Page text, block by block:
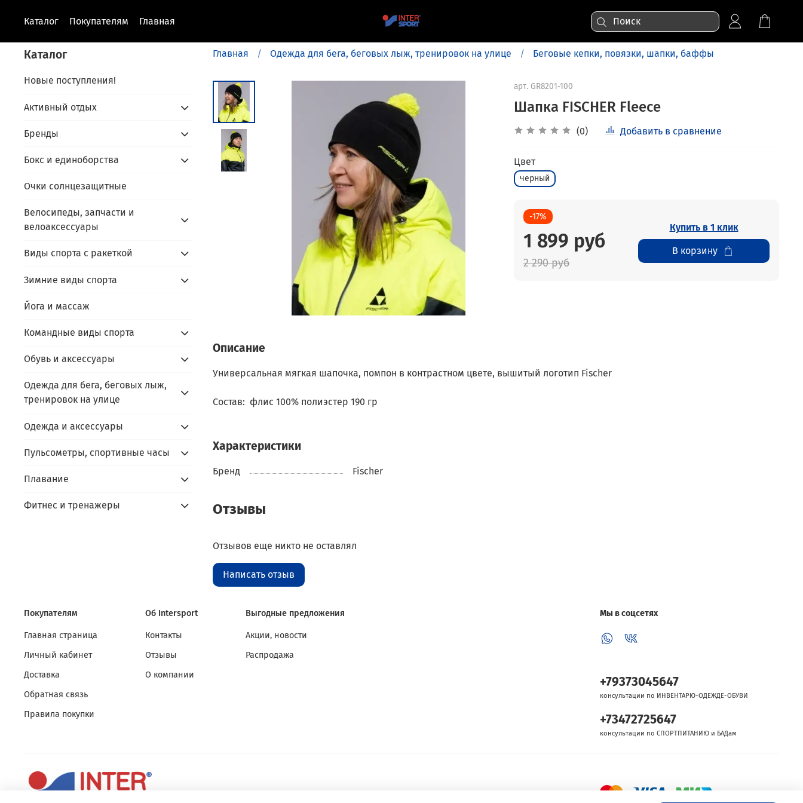
Каталог Покупателям Главная
Главная Одежда для бега, беговых лыж, тренировок на улице Беговые кепки, повязки, шапки, баффы
арт. GR8201-100
Шапка FISCHER Fleece
(0) Добавить в сравнение
Цвет
черный
-17%
1 899 руб
2 290 руб
Купить в 1 клик
В корзину
Описание
Универсальная мягкая шапочка, помпон в контрастном цвете, вышитый логотип Fischer
Состав: флис 100% полиэстер 190 гр
Характеристики
Бренд Fischer
Отзывы
Отзывов еще никто не оставлял
Написать отзыв
Каталог
Новые поступления!
Активный отдых
Бренды
Бокс и единоборства
Очки солнцезащитные
Велосипеды, запчасти и
велоаксессуары
Виды спорта с ракеткой
Зимние виды спорта
Йога и массаж
Командные виды спорта
Обувь и аксессуары
Одежда для бега, беговых лыж,
тренировок на улице
Одежда и аксессуары
Пульсометры, спортивные часы
Плавание
Фитнес и тренажеры
Покупателям
Главная страница
Личный кабинет
Доставка
Обратная связь
Правила покупки
Об Intersport
Контакты
Отзывы
О компании
Выгодные предложения
Акции, новости
Распродажа
Мы в соцсетях
+79373045647
консультации по ИНВЕНТАРЮ-ОДЕЖДЕ-ОБУВИ
+73472725647
консультации по СПОРТПИТАНИЮ и БАДам